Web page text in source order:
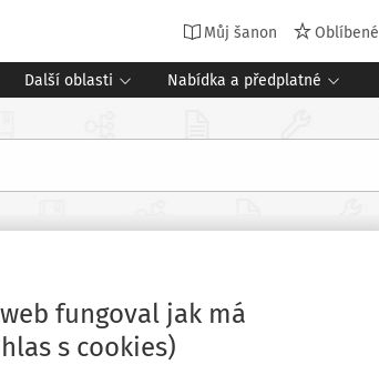
Můj šanon Oblíbené
Další oblasti Nabídka a předplatné
stoupnout o 411 korun
fungoval jak má
s cookies)